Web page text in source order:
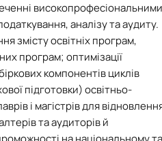
високопрофесіональними
аналізу та аудиту.
змісту освітніх програм,
програм; оптимізації
компонентів циклів
підготовки) освітньо-
і магістрів для
та аудиторів й